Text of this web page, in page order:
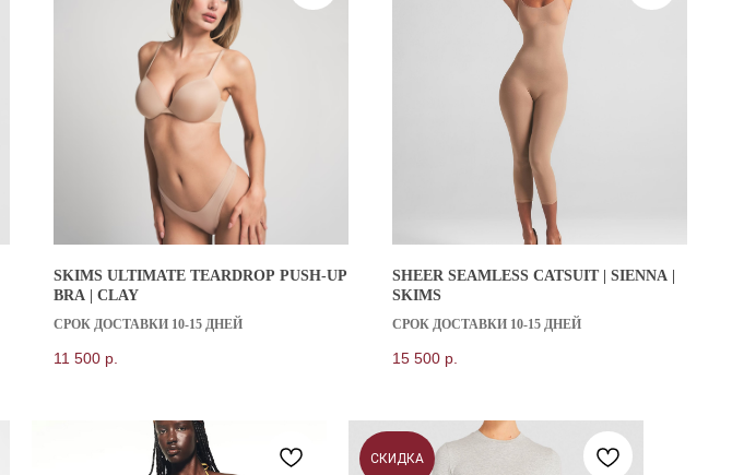
SKIMS ULTIMATE TEARDROP PUSH-UP
BRA | CLAY
СРОК ДОСТАВКИ 10-15 ДНЕЙ
11 500 р.
SHEER SEAMLESS CATSUIT | SIENNA |
SKIMS
СРОК ДОСТАВКИ 10-15 ДНЕЙ
15 500 р.
СКИДКА